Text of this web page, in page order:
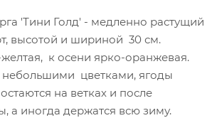
'Тини Голд' - медленно растущий
высотой и шириной 30 см.
к осени ярко-оранжевая.
небольшими цветками, ягоды
на ветках и после
а иногда держатся всю зиму.